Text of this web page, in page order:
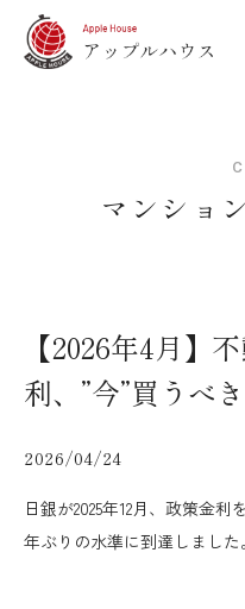
マンショ
【2026年4月】
利、”今”買うべ
2026/04/24
日銀が2025年12月、政策金
年ぶりの水準に到達しました。